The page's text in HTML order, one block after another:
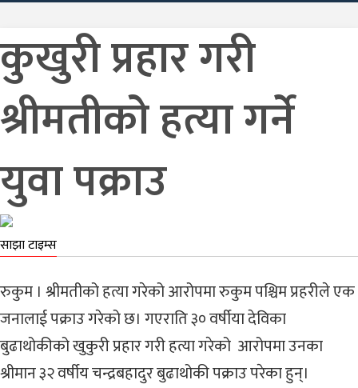
कुखुरी प्रहार गरी
श्रीमतीको हत्या गर्ने
युवा पक्राउ
साझा टाइम्स
रुकुम । श्रीमतीको हत्या गरेको आरोपमा रुकुम पश्चिम प्रहरीले एक
जनालाई पक्राउ गरेको छ। गएराति ३० वर्षीया देविका
बुढाथोकीको खुकुरी प्रहार गरी हत्या गरेको आरोपमा उनका
श्रीमान ३२ वर्षीय चन्द्रबहादुर बुढाथोकी पक्राउ परेका हुन्।